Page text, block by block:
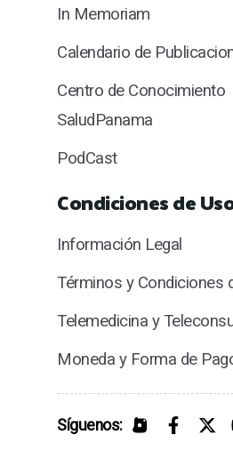
In Memoriam
Calendario de
Centro de Conocimiento
SaludPanama
PodCast
Condiciones de
Información Legal
Términos y Condiciones
Telemedicina y
Moneda y Forma de
Síguenos: